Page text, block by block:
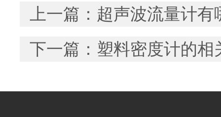
上一篇： 超声波流量计有
下一篇： 塑料密度计的相